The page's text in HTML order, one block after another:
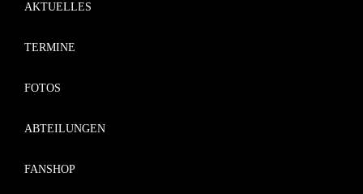
AKTUELLES
TERMINE
FOTOS
ABTEILUNGEN
FANSHOP